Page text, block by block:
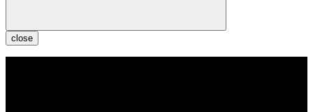
close